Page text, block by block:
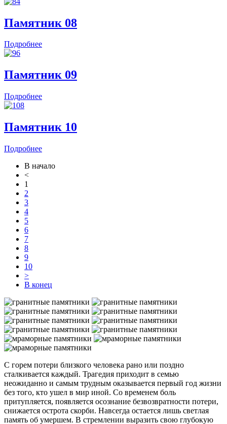
Памятник 08
Подробнее
Памятник 09
Подробнее
Памятник 10
Подробнее
В начало
<
1
2
3
4
5
6
7
8
9
10
>
В конец
С горем потери близкого человека рано или поздно
сталкивается каждый. Трагедия приходит в семью
неожиданно и самым трудным оказывается первый год жизни
без того, кто ушел в мир иной. Со временем боль
притупляется, появляется осознание безвозвратности потери,
снижается острота скорби. Навсегда остается лишь светлая
память об умершем. В стремлении выразить свою глубокую